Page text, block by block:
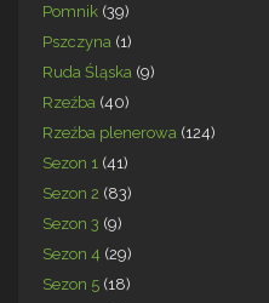
Pomnik (39)
Pszczyna (1)
Ruda Śląska (9)
Rzeźba (40)
Rzeźba plenerowa (124)
Sezon 1 (41)
Sezon 2 (83)
Sezon 3 (9)
Sezon 4 (29)
Sezon 5 (18)